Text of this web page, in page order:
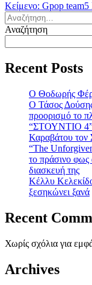
Κείμενο: Gpop team5
Αναζήτηση
για:
Αναζήτηση
Recent Posts
Ο Θοδωρής
Ο Τάσος Δούσης
προορισμό το
“ΣΤΟΥΝΤΙΟ 4”
Καραβάτου τον
“The
το πράσινο φως
διασκευή της
Κέλλυ
ξεσηκώνει ξανά
Recent
Χωρίς σχόλια για
Archives